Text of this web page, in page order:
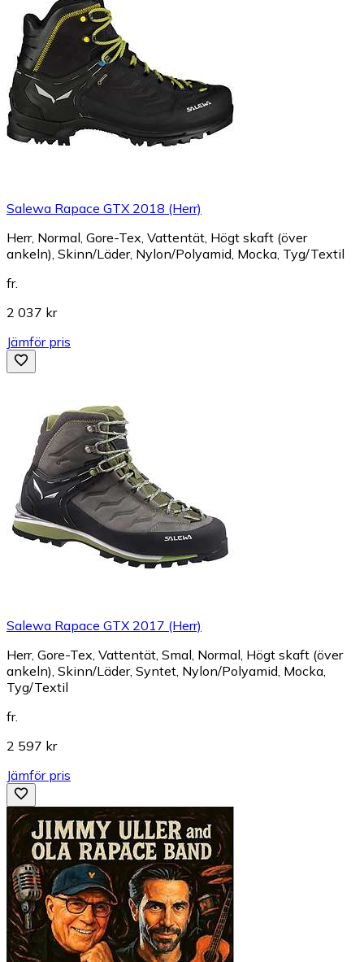
Salewa Rapace GTX 2018 (Herr)
Herr, Normal, Gore-Tex, Vattentät, Högt skaft (över
ankeln), Skinn/Läder, Nylon/Polyamid, Mocka, Tyg/Textil
fr.
2 037 kr
Jämför pris
Salewa Rapace GTX 2017 (Herr)
Herr, Gore-Tex, Vattentät, Smal, Normal, Högt skaft (över
ankeln), Skinn/Läder, Syntet, Nylon/Polyamid, Mocka,
Tyg/Textil
fr.
2 597 kr
Jämför pris